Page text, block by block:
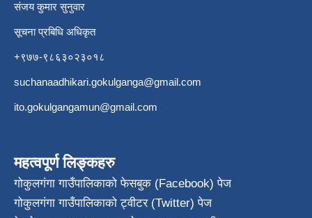
संजय कुमार सुनुवार
सूचना प्रबिधि अधिकृत
+९७७-९८६३०२३०१८
suchanaadhikari.gokulganga@gmail.com
ito.gokulgangamun@gmail.com
महत्वपूर्ण लिङ्कहरु
गोकुलगंगा गाउँपालिकाको फेसबुक (Facebook) पेज
गोकुलगंगा गाउँपालिकाको ट्वीटर (Twitter) पेज